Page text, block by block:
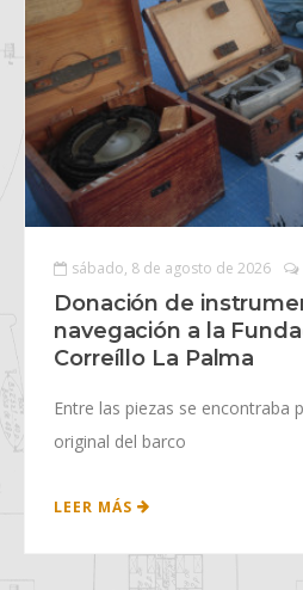
sábado, 8 de agosto de 2026
Donación de
navegación a la
Correíllo La Palma
Entre las piezas se encontraba
original del barco
LEER MÁS